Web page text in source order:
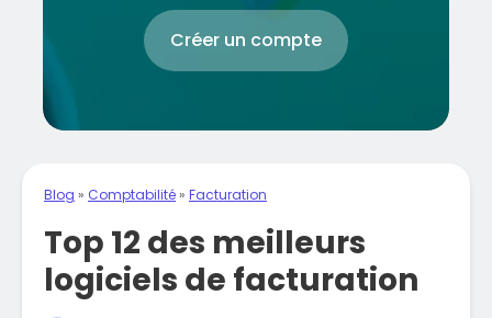
Créer un compte
Blog » Comptabilité » Facturation
Top 12 des meilleurs
logiciels de facturation